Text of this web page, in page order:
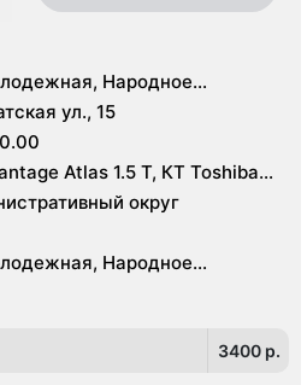
Народное
ул., 15
Atlas 1.5 Т, КТ Toshiba
Aplio 500округ
Народное
3400 p.